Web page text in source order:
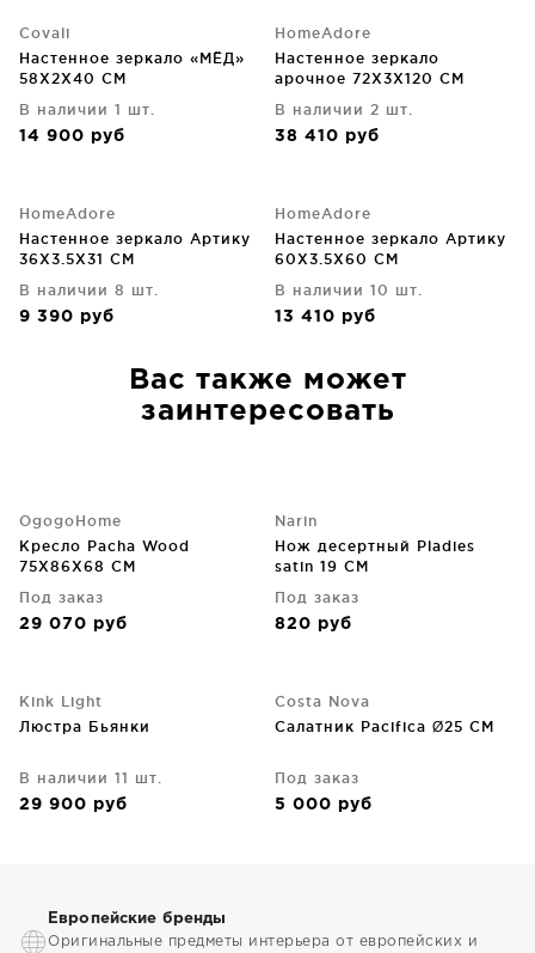
Covali
Настенное зеркало «МЁД»
58X2X40 CM
В наличии 1 шт.
14 900 руб
HomeAdore
Настенное зеркало
арочное 72X3X120 CM
В наличии 2 шт.
38 410 руб
HomeAdore
Настенное зеркало Артику
36X3.5X31 CM
В наличии 8 шт.
9 390 руб
HomeAdore
Настенное зеркало Артику
60X3.5X60 CM
В наличии 10 шт.
13 410 руб
Вас также может
заинтересовать
OgogoHome
Кресло Pacha Wood
75X86X68 CM
Под заказ
29 070 руб
Narin
Нож десертный Pladies
satin 19 CM
Под заказ
820 руб
Kink Light
Люстра Бьянки
В наличии 11 шт.
29 900 руб
Costa Nova
Салатник Pacifica Ø25 CM
Под заказ
5 000 руб
Европейские бренды
Оригинальные предметы интерьера от европейских и